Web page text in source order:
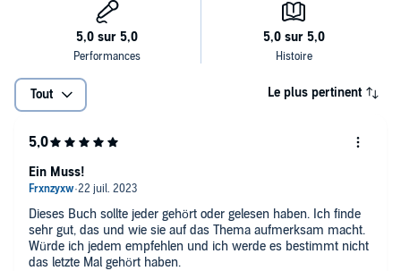
Tout Le plus pertinent
Dieses Buch sollte jeder gehört oder gelesen haben. Ich finde
sehr gut, das und wie sie auf das Thema aufmerksam macht.
Würde ich jedem empfehlen und ich werde es bestimmt nicht
das letzte Mal gehört haben.
Ein Muss!